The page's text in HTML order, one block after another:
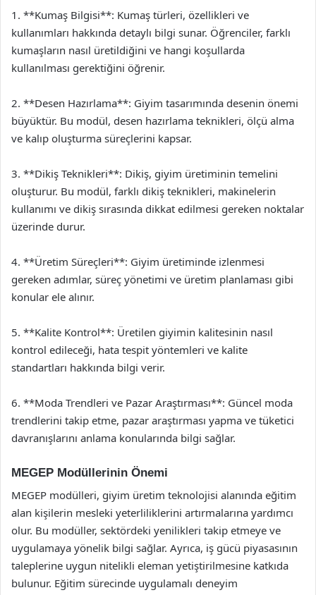
1. **Kumaş Bilgisi**: Kumaş türleri, özellikleri ve
kullanımları hakkında detaylı bilgi sunar. Öğrenciler, farklı
kumaşların nasıl üretildiğini ve hangi koşullarda
kullanılması gerektiğini öğrenir.
2. **Desen Hazırlama**: Giyim tasarımında desenin önemi
büyüktür. Bu modül, desen hazırlama teknikleri, ölçü alma
ve kalıp oluşturma süreçlerini kapsar.
3. **Dikiş Teknikleri**: Dikiş, giyim üretiminin temelini
oluşturur. Bu modül, farklı dikiş teknikleri, makinelerin
kullanımı ve dikiş sırasında dikkat edilmesi gereken noktalar
üzerinde durur.
4. **Üretim Süreçleri**: Giyim üretiminde izlenmesi
gereken adımlar, süreç yönetimi ve üretim planlaması gibi
konular ele alınır.
5. **Kalite Kontrol**: Üretilen giyimin kalitesinin nasıl
kontrol edileceği, hata tespit yöntemleri ve kalite
standartları hakkında bilgi verir.
6. **Moda Trendleri ve Pazar Araştırması**: Güncel moda
trendlerini takip etme, pazar araştırması yapma ve tüketici
davranışlarını anlama konularında bilgi sağlar.
MEGEP Modüllerinin Önemi
MEGEP modülleri, giyim üretim teknolojisi alanında eğitim
alan kişilerin mesleki yeterliliklerini artırmalarına yardımcı
olur. Bu modüller, sektördeki yenilikleri takip etmeye ve
uygulamaya yönelik bilgi sağlar. Ayrıca, iş gücü piyasasının
taleplerine uygun nitelikli eleman yetiştirilmesine katkıda
bulunur. Eğitim sürecinde uygulamalı deneyim